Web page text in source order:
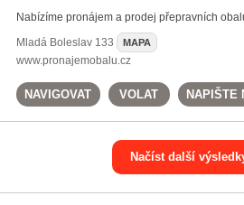
Nabízíme pronájem a prodej přepravních
Mladá Boleslav133 MAPA
www.pronajemobalu.cz
NAVIGOVAT VOLAT NAPIŠTE
Načíst další